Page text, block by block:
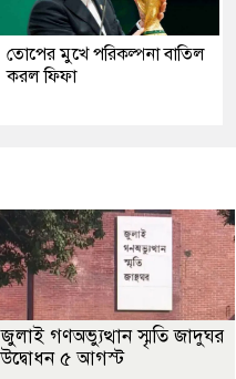
তোপের মুখে পরিকল্পনা বাতিল
করল ফিফা
জুলাই গণঅভ্যুত্থান স্মৃতি জাদুঘর
উদ্বোধন ৫ আগস্ট